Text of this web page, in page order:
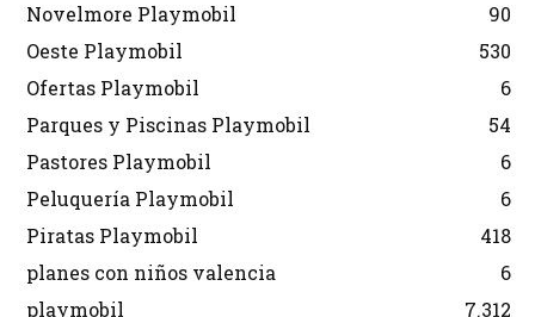
Novelmore Playmobil
90
Oeste Playmobil
530
Ofertas Playmobil
6
Parques y Piscinas Playmobil
54
Pastores Playmobil
6
Peluquería Playmobil
6
Piratas Playmobil
418
planes con niños valencia
6
playmobil
7.312